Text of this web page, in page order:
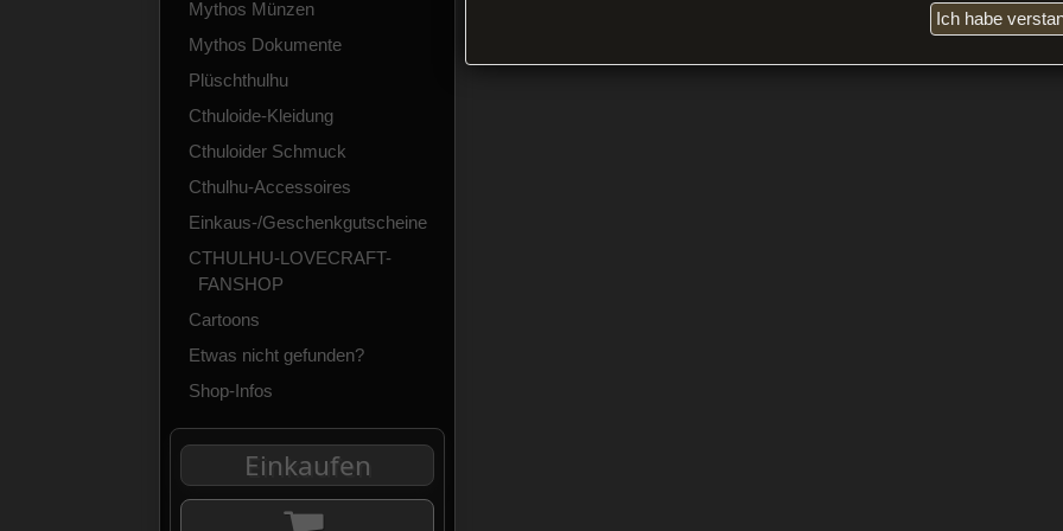
Mythos Münzen
Mythos Dokumente
Plüschthulhu
Cthuloide-Kleidung
Cthuloider Schmuck
Cthulhu-Accessoires
Einkaus-/Geschenkgutscheine
CTHULHU-LOVECRAFT-
FANSHOP
Cartoons
Etwas nicht gefunden?
Shop-Infos
Einkaufen
Ich habe